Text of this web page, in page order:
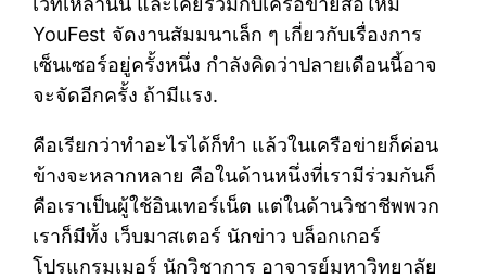
YouFest จัดงานสัมมนาเล็ก ๆ เกี่ยวกับเรื่องการ
เซ็นเซอร์อยู่ครั้งหนึ่ง กำลังคิดว่าปลายเดือนนี้อาจ
จะจัดอีกครั้ง ถ้ามีแรง.
คือเรียกว่าทำอะไรได้ก็ทำ แล้วในเครือข่ายก็ค่อน
ข้างจะหลากหลาย คือในด้านหนึ่งที่เรามีร่วมกันก็
คือเราเป็นผู้ใช้อินเทอร์เน็ต แต่ในด้านวิชาชีพพวก
เราก็มีทั้ง เว็บมาสเตอร์ นักข่าว บล็อกเกอร์
โปรแกรมเมอร์ นักวิชาการ อาจารย์มหาวิทยาลัย